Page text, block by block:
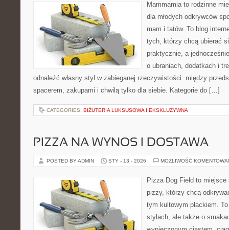
Mammamia to rodzinne
dla młodych odkrywców
mam i tatów. To blog
tych, którzy chcą ubierać
praktycznie, a
o ubraniach, dodatkach i
odnaleźć własny styl w zabieganej rzeczywistości: między
spacerem, zakupami i chwilą tylko dla siebie. Kategorie do […]
CATEGORIES: BIŻUTERIA LUKSUSOWA I EKSKLUZYWNA
PIZZA NA WYNOS I DOSTAWA
POSTED BY ADMIN STY - 13 - 2026 MOŻLIWOŚĆ
Pizza Dog Field to
pizzy, którzy chcą
tym kultowym plackiem.
stylach, ale także o